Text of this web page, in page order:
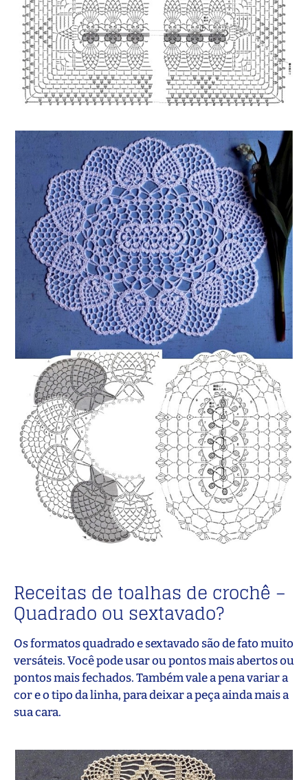
Receitas de toalhas de crochê –
Quadrado ou sextavado?
Os formatos quadrado e sextavado são de fato muito
versáteis. Você pode usar ou pontos mais abertos ou
pontos mais fechados. Também vale a pena variar a
cor e o tipo da linha, para deixar a peça ainda mais a
sua cara.